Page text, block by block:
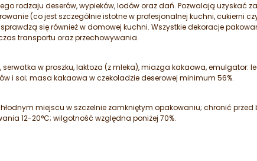
rodzaju deserów, wypieków, lodów oraz dań. Pozwalają uzyskać
(co jest szczególnie istotne w profesjonalnej kuchni, cukierni
się również w domowej kuchni. Wszystkie dekoracje
transportu oraz przechowywania.
serwatka w proszku, laktoza (z mleka), miazga kakaowa, emulgator:
i soi; masa kakaowa w czekoladzie deserowej minimum 56%.
miejscu w szczelnie zamkniętym opakowaniu; chronić przed
12-20°C; wilgotność względna poniżej 70%.